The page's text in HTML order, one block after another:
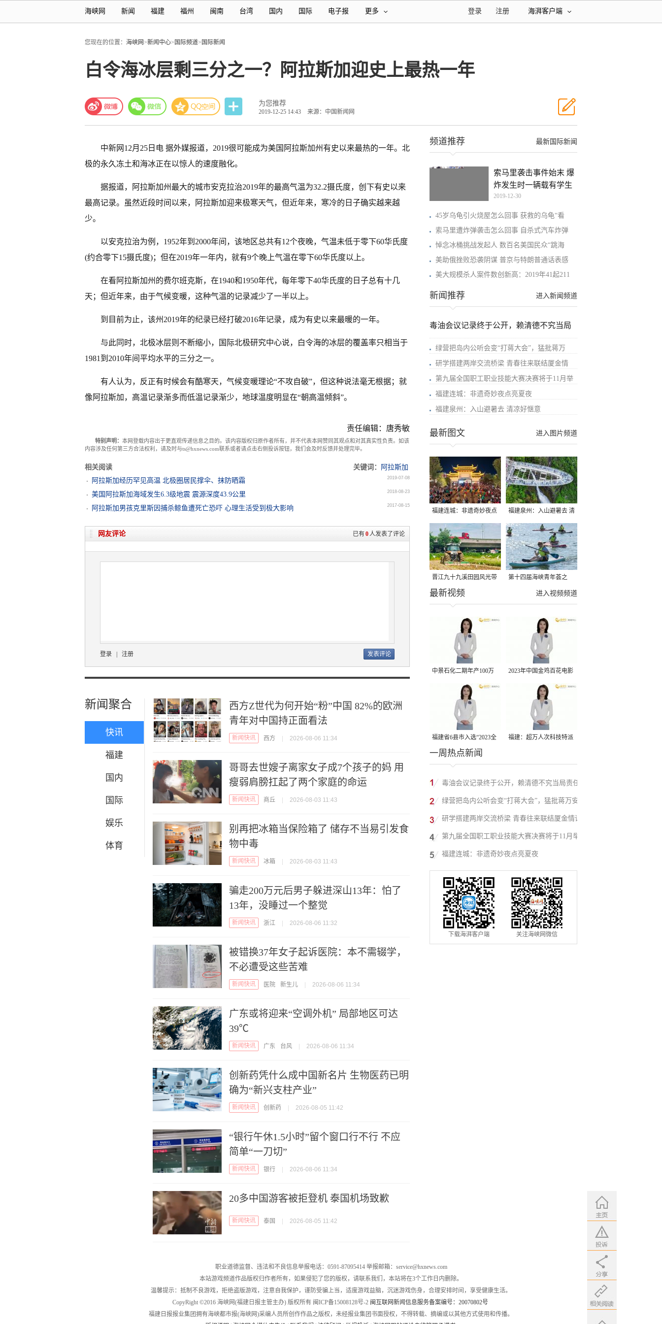
海峡网 新闻 福建 福州 闽南 台湾 国内 国际 电子报 更多 海湃客户端
注册
登录
您现在的位置： 海峡网>新闻中心> 国际频道> 国际新闻
白令海冰层剩三分之一？阿拉斯加迎史上最热一年
为您推荐
2019-12-25 14:43 来源：中国新闻网
中新网12月25日电 据外媒报道，2019很可能成为美国阿拉斯加州有史以来最热的一年。北
极的永久冻土和海冰正在以惊人的速度融化。
据报道，阿拉斯加州最大的城市安克拉治2019年的最高气温为32.2摄氏度，创下有史以来
最高记录。虽然近段时间以来，阿拉斯加迎来极寒天气，但近年来，寒冷的日子确实越来越
少。
以安克拉治为例，1952年到2000年间，该地区总共有12个夜晚，气温未低于零下60华氏度
(约合零下15摄氏度)；但在2019年一年内，就有9个晚上气温在零下60华氏度以上。
在看阿拉斯加州的费尔班克斯，在1940和1950年代，每年零下40华氏度的日子总有十几
天；但近年来，由于气候变暖，这种气温的记录减少了一半以上。
到目前为止，该州2019年的纪录已经打破2016年记录，成为有史以来最暖的一年。
与此同时，北极冰层则不断缩小，国际北极研究中心说，白令海的冰层的覆盖率只相当于
1981到2010年间平均水平的三分之一。
有人认为，反正有时候会有酷寒天，气候变暖理论“不攻自破”，但这种说法毫无根据；就
像阿拉斯加，高温记录渐多而低温记录渐少，地球温度明显在“朝高温倾斜”。
责任编辑：唐秀敏
特别声明： 本网登载内容出于更直观传递信息之目的。该内容版权归原作者所有，并不代表本网赞同其观点和对其真实性负责。如该
内容涉及任何第三方合法权利，请及时与ts@hxnews.com联系或者请点击右侧投诉按钮，我们会及时反馈并处理完毕。
相关阅读 关键词：
阿拉斯加
阿拉斯加经历罕见高温 北极圈居民撑伞、抹防晒霜
2019-07-08
美国阿拉斯加海域发生6.3级地震 震源深度43.9公里 2018-08-23
阿拉斯加男孩克里斯因捕杀鲸鱼遭死亡恐吓 心理生活受到极大影响 2017-08-15
已有0人发表了评论
网友评论
登录 注册
新闻聚合
快讯
福建
国内
国际
娱乐
体育
西方Z世代为何开始“粉”中国 82%的欧洲
青年对中国持正面看法
新闻快讯 西方 2026-08-06 11:34
哥哥去世嫂子离家女子成7个孩子的妈 用
瘦弱肩膀扛起了两个家庭的命运
新闻快讯 商丘 2026-08-03 11:43
别再把冰箱当保险箱了 储存不当易引发食
物中毒
新闻快讯 冰箱 2026-08-03 11:43
骗走200万元后男子躲进深山13年：怕了
13年，没睡过一个整觉
新闻快讯 浙江 2026-08-06 11:32
被错换37年女子起诉医院：本不需辍学，
不必遭受这些苦难
新闻快讯 医院 新生儿 2026-08-06 11:34
广东或将迎来“空调外机” 局部地区可达
39℃
新闻快讯 广东 台风 2026-08-06 11:34
创新药凭什么成中国新名片 生物医药已明
确为“新兴支柱产业”
新闻快讯 创新药 2026-08-05 11:42
“银行午休1.5小时”留个窗口行不行 不应
简单“一刀切”
新闻快讯 银行 2026-08-06 11:34
20多中国游客被拒登机 泰国机场致歉
新闻快讯 泰国 2026-08-05 11:42
最新国际新闻
频道推荐
索马里袭击事件始末 爆
炸发生时一辆载有学生
2019-12-30
45岁乌龟引火烧屋怎么回事 获救的乌龟“看
索马里遭炸弹袭击怎么回事 自杀式汽车炸弹
悼念冰桶挑战发起人 数百名美国民众“跳海
美助俄挫败恐袭阴谋 普京与特朗普通话表感
美大规模杀人案件数创新高：2019年41起211
进入新闻频道
新闻推荐
毒油会议记录终于公开，赖清德不究当局
绿营把岛内公听会变“打蒋大会”，猛批蒋万
研学搭建两岸交流桥梁 青春往来联结厦金情
第九届全国职工职业技能大赛决赛将于11月举
福建连城：非遗奇妙夜点亮夏夜
福建泉州：入山避暑去 清凉好惬意
进入图片频道
最新图文
福建连城：非遗奇妙夜点
亮夏夜
福建泉州：入山避暑去 清
凉好惬意
晋江九十九溪田园风光带
千亩早稻迎来成熟收割季
第十四届海峡青年荟之
2026榕台青年大学生水上
进入视频频道
最新视频
中景石化二期年产100万
吨丙烷脱氢项目建成中交
2023年中国金鸡百花电影
节有福电影巡展31日启动
福建省6县市入选“2023全
国县域发展潜力百强县”
福建：超万人次科技特派
一周热点新闻
毒油会议记录终于公开，赖清德不究当局责任
反甩锅卢秀燕，蓝营点名责任官员要求撤职下
绿营把岛内公听会变“打蒋大会”，猛批蒋万安
废除监察机构主张，遭蓝营搬出蔡英文、赖清
研学搭建两岸交流桥梁 青春往来联结厦金情谊
第九届全国职工职业技能大赛决赛将于11月举
行
福建连城：非遗奇妙夜点亮夏夜
下载海湃客户端 关注海峡网微信
职业道德监督、违法和不良信息举报电话：0591-87095414 举报邮箱：service@hxnews.com
本站游戏频道作品版权归作者所有，如果侵犯了您的版权，请联系我们，本站将在3个工作日内删除。
温馨提示：抵制不良游戏，拒绝盗版游戏，注意自我保护，谨防受骗上当，适度游戏益脑，沉迷游戏伤身，合理安排时间，享受健康生活。
CopyRight ©2016 海峡网(福建日报主管主办) 版权所有 闽ICP备15008128号-2 闽互联网新闻信息服务备案编号：20070802号
福建日报报业集团拥有海峡都市报(海峡网)采编人员所创作作品之版权，未经报业集团书面授权，不得转载、摘编或以其他方式使用和传播。